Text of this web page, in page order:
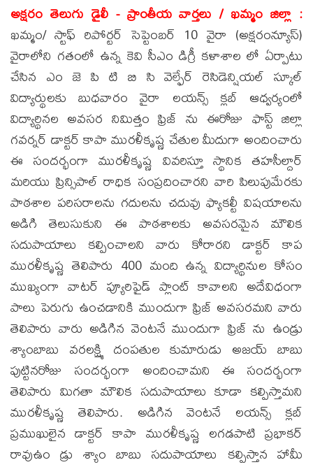
అక్షరం తెలుగు డైలీ - ప్రాంతీయ వార్తలు / ఖమ్మం జిల్లా :
ఖమ్మం/ స్టాఫ్ రిపోర్టర్ సెప్టెంబర్ 10 వైరా (అక్షరంన్యూస్)
వైరాలోని గతంలో ఉన్న కెవి సీఎం డిగ్రీ కళాశాల లో ఏర్పాటు
చేసిన ఎం జె పి టి బి సి వెల్ఫేర్ రెసిడెన్షియల్ స్కూల్
విద్యార్థులకు బుధవారం వైరా లయన్స్ క్లబ్ ఆధ్వర్యంలో
విద్యార్థినల అవసర నిమిత్తం ఫ్రిజ్ ను ఈరోజు ఫాస్ట్ జిల్లా
గవర్నర్ డాక్టర్ కాపా మురళీకృష్ణ చేతుల మీదుగా అందించారు
ఈ సందర్భంగా మురళీకృష్ణ వివరిస్తూ స్థానిక తహసీల్దార్
మరియు ప్రిన్సిపాల్ రాధిక సంప్రదించారని వారి పిలుపుమేరకు
పాఠశాల పరిసరాలను గదులను చదువు ఫ్యాకల్టీ విషయాలను
అడిగి తెలుసుకుని ఈ పాఠశాలకు అవసరమైన మౌలిక
సదుపాయాలు కల్పించాలని వారు కోరారని డాక్టర్ కాప
మురళీకృష్ణ తెలిపారు 400 మంది ఉన్న విద్యార్థినుల కోసం
ముఖ్యంగా వాటర్ ప్యూరిఫైడ్ ప్లాంట్ కావాలని అదేవిధంగా
పాలు పెరుగు ఉంచడానికి ముందుగా ఫ్రిజ్ అవసరమని వారు
తెలిపారు వారు అడిగిన వెంటనే ముందుగా ఫ్రిజ్ ను ఉండ్రు
శ్యాంబాబు వరలక్ష్మి దంపతుల కుమారుడు అజయ్ బాబు
పుట్టినరోజు సందర్భంగా అందించామని ఈ సందర్భంగా
తెలిపారు మిగతా మౌలిక సదుపాయాలు కూడా కల్పిస్తామని
మురళీకృష్ణ తెలిపారు. అడిగిన వెంటనే లయన్స్ క్లబ్
ప్రముఖులైన డాక్టర్ కాపా మురళీకృష్ణ లగడపాటి ప్రభాకర్
రావుఉం డ్రు శ్యాం బాబు సదుపాయాలు కల్పిస్తాన హామీ